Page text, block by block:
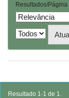
Resultados/Página
Resultado 1-1 de 1.